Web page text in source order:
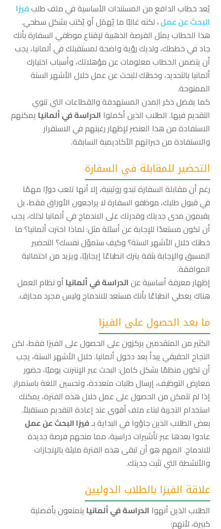
يُعد خطاب الدافع من المستندات الأساسية في ملف طلبفيزا
البحث عن عمل، لكنه غالبًا ما يُهمَل أو يُكتب بشكل سطحي.
هذا الخطاب يمثل الفرصة الذهبية لإقناع موظفي السفارة بأنك
جاد في خططك، ولديك رؤية واضحة لمستقبلك في ألمانيا، يجب
أن يتضمن الخطاب معلومات عن مؤهلاتك، وأسباب اختيارك
ألمانيا بالتحديد، وخطتك للبحث عن عمل خلال الأشهر الستة
الممنوحة.
كما يفضل ذكر المدن المستهدفة والقطاعات التي تنوي
التقديم فيها. الطلاب الذين أكملوا الدراسة في ألمانيا يمكنهم
الاستفادة من هذا العنصر لإظهار رغبتهم في الاستقرار
والاستفادة من خبراتهم الأكاديمية السابقة.
التحضير للمقابلة في السفارة
رغم أن مقابلة السفارة تبدو روتينية، إلا أنها تلعب دورًا مهمًا
في قبول طلبك، موظفو السفارة لا يراجعون الأوراق فقط، بل
يقيمون مدى جديتك وقدرتك على الاندماج في ألمانيا لذلك، يجب
أن تكون مستعدًا للإجابة عن أسئلة مثل: لماذا اخترت ألمانيا؟ ما
خطتك خلال الأشهر الستة؟ وكيف ستموّل نفسك؟ التحضير
المسبق والإجابة بثقة يترك انطباعًا إيجابيًا، ويزيد من احتمالية
الموافقة.
إظهار معرفة أساسية عن الدراسة في ألمانيا أو نظام العمل
هناك يعطي انطباعًا بأنك مستعد للاندماج وليس مجرد مجازف.
ما بعد الحصول على الفيزا
الكثير من المتقدمين يركزون على الحصول على الفيزا فقط، لكن
النجاح الحقيقي يبدأ بعد دخول ألمانيا. خلال الأشهر الستة، يجب
أن تكون منظمًا بشكل كامل: البحث عبر الإنترنت يوميًا، حضور
معارض التوظيف، إرسال طلبات متعددة، وتحسين اللغة باستمرار.
إذا لم تتمكن من الحصول على عمل خلال هذه الفترة، يمكنك
استخدام التجربة لبناء ملف أقوى عند إعادة التقديم مستقبلاً.
بعض الطلاب الذين جاؤوا في البداية بـفيزا البحث عن عمل
عادوا بعدها عبر تأشيرات دراسية، مما منحهم فرصة جديدة
للاندماج. المهم هو أن تبقى هذه الفترة مليئة بالإنجازات
والأنشطة التي تثبت جديتك.
علاقة الفيزا بالطلاب الدوليين
الطلاب الذين أنهوا الدراسة في ألمانيا يتمتعون بأفضلية
كبيرة، لأنهم: